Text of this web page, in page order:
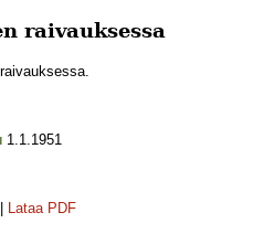
raivauksessa
1.1.1951
Lataa PDF